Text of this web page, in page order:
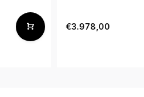
€3.978,00